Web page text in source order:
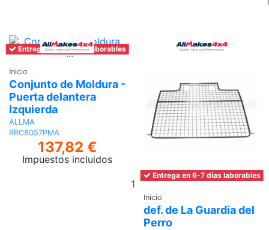
Entrega en 6-7 días laborables
Inicio
Conjunto de Moldura -
Puerta delantera
Izquierda
ALLMA
RRC8057PMA
137,82 €
Impuestos incluidos
Añadir
carrito
Entrega en 6-7 días laborables
Inicio
def. de La Guardia del
Perro